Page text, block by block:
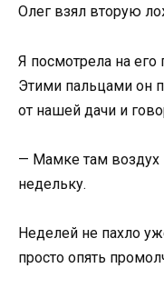
Олег взял вторую
Я посмотрела на
Этими пальцами он
от нашей дачи и
— Мамке там воздух
недельку.
Неделей не пахло
просто опять